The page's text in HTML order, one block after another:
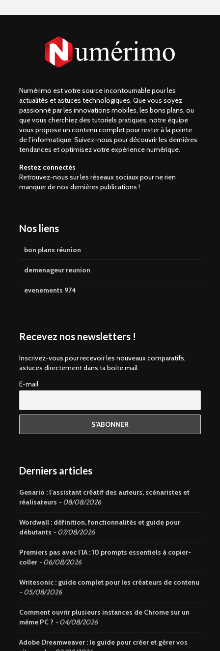
Numérimo est votre source incontournable pour les
actualités et astuces technologiques. Que vous soyez
passionné par les innovations mobiles, les bons plans, ou
que vous cherchiez des tutoriels pratiques, notre équipe
vous propose un contenu complet pour rester à la pointe
de l’informatique. Suivez-nous pour découvrir les dernières
tendances et optimisez votre expérience numérique.
Restez connectés
Retrouvez-nous sur les réseaux sociaux pour ne rien
manquer de nos dernières publications !
Nos liens
bon plans réunion
demenageur reunion
evenements 974
Recevez nos newsletters !
Inscrivez-vous pour recevoir les nouveaux comparatifs,
astuces directement dans ta boite mail.
E-mail
Derniers articles
Genario : l’assistant créatif des auteurs, scénaristes et
réalisateurs
08/08/2026
Wordwall : définition, fonctionnalités et guide pour
débutants
07/08/2026
Premiers pas avec l’IA : 10 prompts essentiels à copier-
coller
06/08/2026
Writesonic : guide complet pour les créateurs de contenu
05/08/2026
Comment ouvrir plusieurs instances de Chrome sur un
même PC ?
04/08/2026
Adobe Dreamweaver : le guide pour créer et gérer vos